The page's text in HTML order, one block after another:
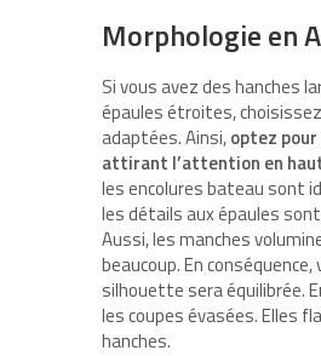
Morphologie en
Si vous avez des hanches
épaules étroites,
adaptées. Ainsi,optez
attirant l’attention en
les encolures bateau sont
les détails aux épaules
Aussi, les manches
beaucoup. En conséquence,
silhouette sera équilibrée.
les coupes évasées. Elles
hanches.